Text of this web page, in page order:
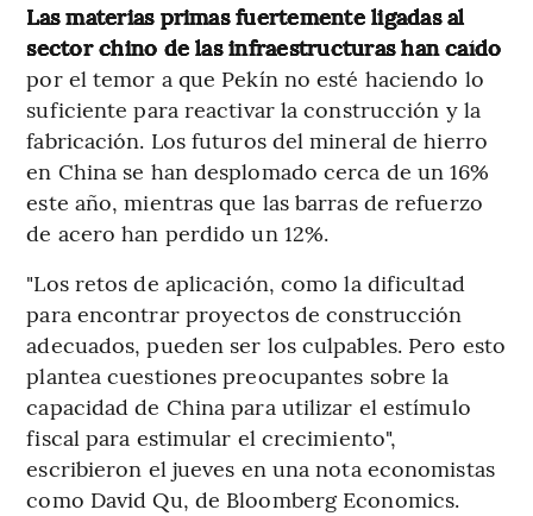
Las materias primas fuertemente ligadas al
sector chino de las infraestructuras han caído
por el temor a que Pekín no esté haciendo lo
suficiente para reactivar la construcción y la
fabricación. Los futuros del mineral de hierro
en China se han desplomado cerca de un 16%
este año, mientras que las barras de refuerzo
de acero han perdido un 12%.
"Los retos de aplicación, como la dificultad
para encontrar proyectos de construcción
adecuados, pueden ser los culpables. Pero esto
plantea cuestiones preocupantes sobre la
capacidad de China para utilizar el estímulo
fiscal para estimular el crecimiento",
escribieron el jueves en una nota economistas
como David Qu, de Bloomberg Economics.